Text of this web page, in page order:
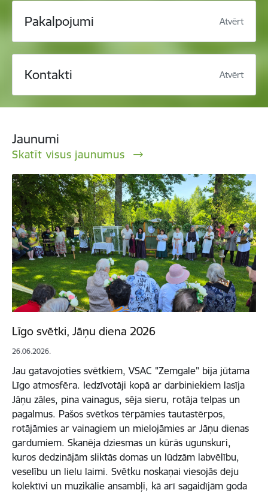
Pakalpojumi Atvērt
Kontakti Atvērt
Jaunumi
Skatīt visus jaunumus
Līgo svētki, Jāņu diena 2026
26.06.2026.
Jau gatavojoties svētkiem, VSAC "Zemgale" bija jūtama
Līgo atmosfēra. Iedzīvotāji kopā ar darbiniekiem lasīja
Jāņu zāles, pina vainagus, sēja sieru, rotāja telpas un
pagalmus. Pašos svētkos tērpāmies tautastērpos,
rotājāmies ar vainagiem un mielojāmies ar Jāņu dienas
gardumiem. Skanēja dziesmas un kūrās ugunskuri,
kuros dedzinājām sliktās domas un lūdzām labvēlību,
veselību un lielu laimi. Svētku noskaņai viesojās deju
kolektīvi un muzikālie ansambļi, kā arī sagaidījām goda